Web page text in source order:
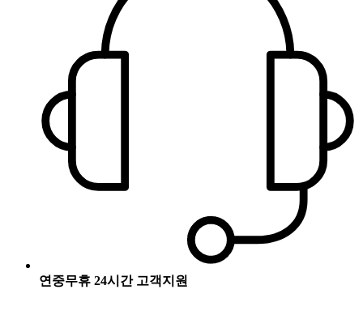
연중무휴 24시간 고객지원